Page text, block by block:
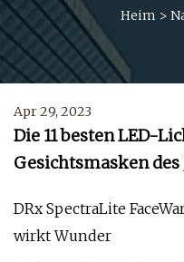
Heim >
Apr 29, 2023
Die 11 besten LED-
Gesichtsmasken des
DRx SpectraLite
wirkt Wunder